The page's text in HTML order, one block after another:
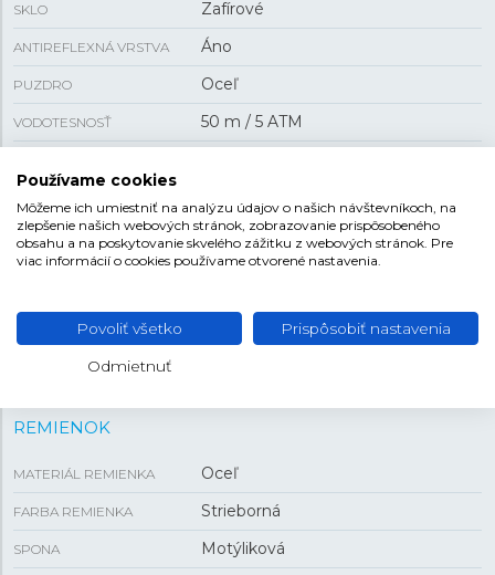
SKLO Zafírové
ANTIREFLEXNÁ VRSTVA Áno
PUZDRO Oceľ
VODOTESNOSŤ 50 m / 5 ATM
VEĽKOSŤ
HRÚBKA 7,8 mm
REMIENOK
MATERIÁL REMIENKA Oceľ
FARBA REMIENKA Strieborná
SPONA Motýliková
Používame cookies
Môžeme ich umiestniť na analýzu údajov o našich návštevníkoch, na
zlepšenie našich webových stránok, zobrazovanie prispôsobeného
obsahu a na poskytovanie skvelého zážitku z webových stránok. Pre
viac informácií o cookies používame otvorené nastavenia.
Povoliť všetko Prispôsobiť nastavenia
Odmietnuť